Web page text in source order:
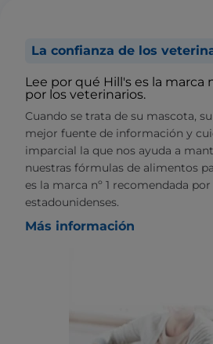
La confianza de los
Lee por qué Hill's es la marca
por los veterinarios.
Cuando se trata de su mascota,
mejor fuente de información y
imparcial la que nos ayuda a
nuestras fórmulas de alimentos
es la marca nº 1 recomendada
estadounidenses.
Más información